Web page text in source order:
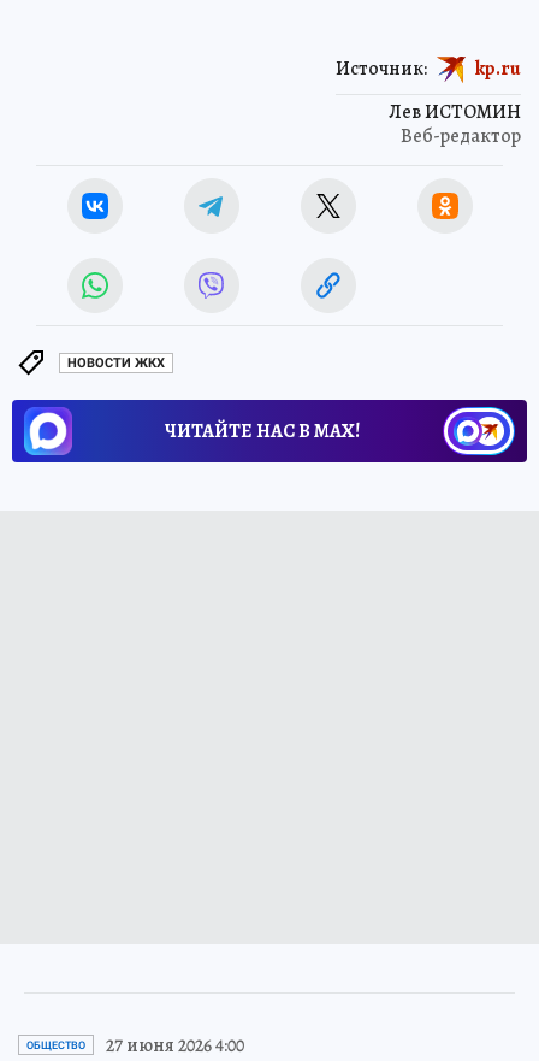
Лев ИСТОМИН
Веб-редактор
Источник: kp.ru
НОВОСТИ ЖКХ
ЧИТАЙТЕ НАС В МАХ!
ОБЩЕСТВО 27 июня 2026 4:00